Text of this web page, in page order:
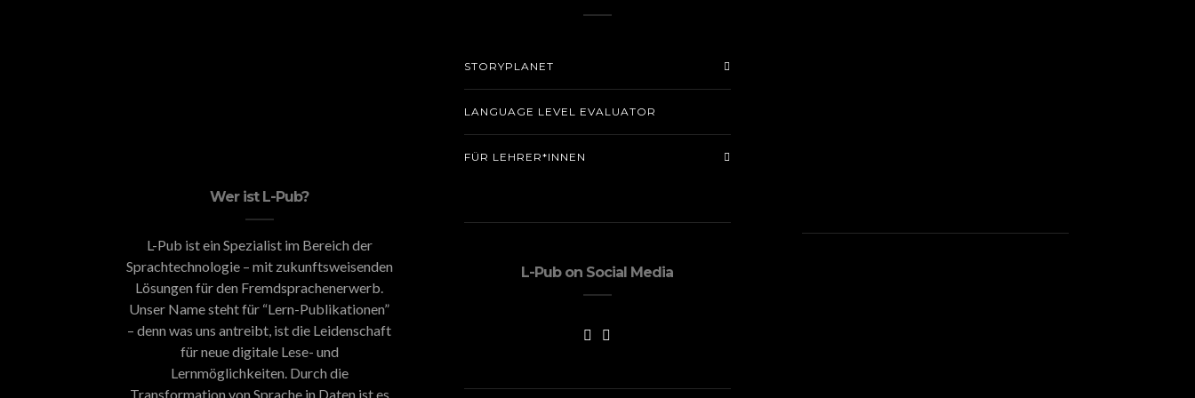
Wer ist L-Pub?
L-Pub ist ein Spezialist im Bereich der
Sprachtechnologie – mit zukunftsweisenden
Lösungen für den Fremdsprachenerwerb.
Unser Name steht für “Lern-Publikationen”
– denn was uns antreibt, ist die Leidenschaft
für neue digitale Lese- und
Lernmöglichkeiten. Durch die
Transformation von Sprache in Daten ist es
STORYPLANET
LANGUAGE LEVEL EVALUATOR
FÜR LEHRER*INNEN
L-Pub on Social Media